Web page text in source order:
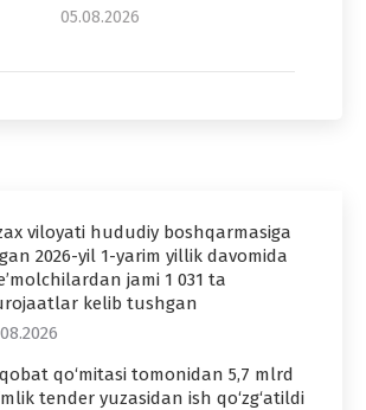
05.08.2026
viloyati hududiy boshqarmasiga
2026-yil 1-yarim yillik davomida
jami 1 031 ta
kelib tushgan
qo‘mitasi tomonidan 5,7 mlrd
tender yuzasidan ish qo‘zg‘atildi